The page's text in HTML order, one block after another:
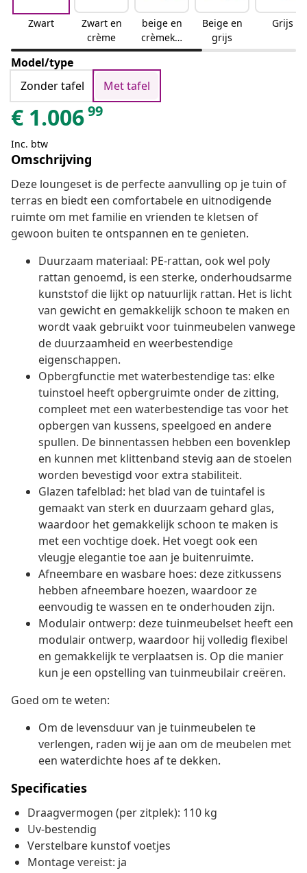
Zwart
Zwart en
crème
beige en
crèmekle
urig
Beige en
grijs
Grijs
Model/type
Zonder tafel
Met tafel
€ 1.00699
Inc. btw
Omschrijving
Deze loungeset is de perfecte aanvulling op je tuin of
terras en biedt een comfortabele en uitnodigende
ruimte om met familie en vrienden te kletsen of
gewoon buiten te ontspannen en te genieten.
Duurzaam materiaal: PE-rattan, ook wel poly
rattan genoemd, is een sterke, onderhoudsarme
kunststof die lijkt op natuurlijk rattan. Het is licht
van gewicht en gemakkelijk schoon te maken en
wordt vaak gebruikt voor tuinmeubelen vanwege
de duurzaamheid en weerbestendige
eigenschappen.
Opbergfunctie met waterbestendige tas: elke
tuinstoel heeft opbergruimte onder de zitting,
compleet met een waterbestendige tas voor het
opbergen van kussens, speelgoed en andere
spullen. De binnentassen hebben een bovenklep
en kunnen met klittenband stevig aan de stoelen
worden bevestigd voor extra stabiliteit.
Glazen tafelblad: het blad van de tuintafel is
gemaakt van sterk en duurzaam gehard glas,
waardoor het gemakkelijk schoon te maken is
met een vochtige doek. Het voegt ook een
vleugje elegantie toe aan je buitenruimte.
Afneembare en wasbare hoes: deze zitkussens
hebben afneembare hoezen, waardoor ze
eenvoudig te wassen en te onderhouden zijn.
Modulair ontwerp: deze tuinmeubelset heeft een
modulair ontwerp, waardoor hij volledig flexibel
en gemakkelijk te verplaatsen is. Op die manier
kun je een opstelling van tuinmeubilair creëren.
Goed om te weten:
Om de levensduur van je tuinmeubelen te
verlengen, raden wij je aan om de meubelen met
een waterdichte hoes af te dekken.
Specificaties
Draagvermogen (per zitplek): 110 kg
Uv-bestendig
Verstelbare kunstof voetjes
Montage vereist: ja